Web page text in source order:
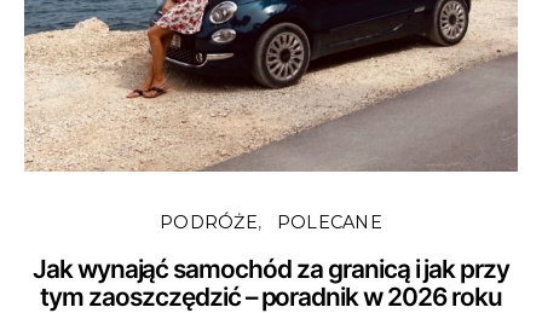
PODRÓŻE POLECANE
Jak wynająć samochód za granicą i jak przy
tym zaoszczędzić – poradnik w 2026 roku